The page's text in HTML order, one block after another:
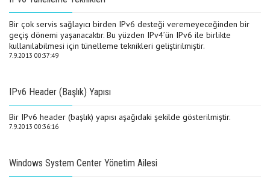
Bir çok servis sağlayıcı birden IPv6 desteği veremeyeceğinden bir
geçiş dönemi yaşanacaktır. Bu yüzden IPv4’ün IPv6 ile birlikte
kullanılabilmesi için tünelleme teknikleri geliştirilmiştir.
7.9.2013 00:37:49
IPv6 Header (Başlık) Yapısı
Bir IPv6 header (başlık) yapısı aşağıdaki şekilde gösterilmiştir.
7.9.2013 00:36:16
Windows System Center Yönetim Ailesi